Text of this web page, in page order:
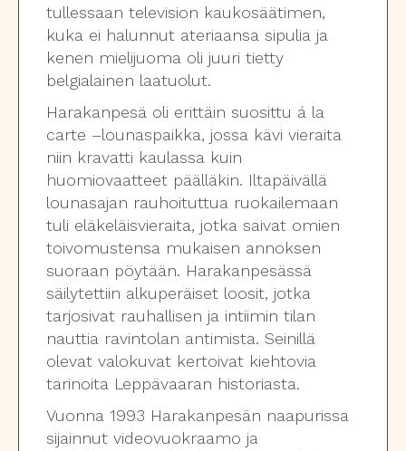
tullessaan television kaukosäätimen,
kuka ei halunnut ateriaansa sipulia ja
kenen mielijuoma oli juuri tietty
belgialainen laatuolut.
Harakanpesä oli erittäin suosittu á la
carte –lounaspaikka, jossa kävi vieraita
niin kravatti kaulassa kuin
huomiovaatteet päälläkin. Iltapäivällä
lounasajan rauhoituttua ruokailemaan
tuli eläkeläisvieraita, jotka saivat omien
toivomustensa mukaisen annoksen
suoraan pöytään. Harakanpesässä
säilytettiin alkuperäiset loosit, jotka
tarjosivat rauhallisen ja intiimin tilan
nauttia ravintolan antimista. Seinillä
olevat valokuvat kertoivat kiehtovia
tarinoita Leppävaaran historiasta.
Vuonna 1993 Harakanpesän naapurissa
sijainnut videovuokraamo ja